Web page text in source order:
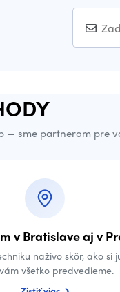
— sme partnerom pre
v Bratislave aj v
naživo skôr, ako si
všetko predvedieme.